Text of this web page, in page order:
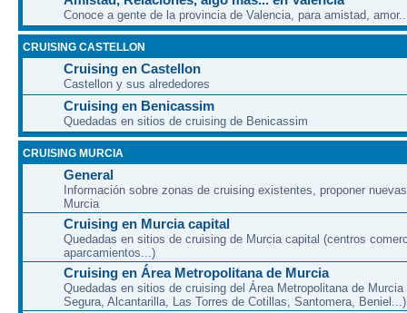
Conoce a gente de la provincia de Valencia, para amistad,
CRUISING CASTELLON
Cruising en Castellon
Castellon y sus alrededores
Cruising en Benicassim
Quedadas en sitios de cruising de Benicassim
CRUISING MURCIA
General
Información sobre zonas de cruising existentes, proponer
Murcia
Cruising en Murcia capital
Quedadas en sitios de cruising de Murcia capital (centros
aparcamientos...)
Cruising en Área Metropolitana de Murcia
Quedadas en sitios de cruising del Área Metropolitana de Murcia
Segura, Alcantarilla, Las Torres de Cotillas, Santomera, Beniel...)